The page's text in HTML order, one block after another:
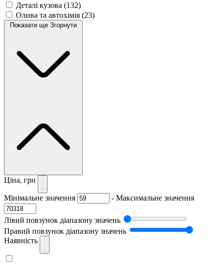
Деталі кузова (132)
Олива та автохімія (23)
Показати ще Згорнути
Ціна, грн
Мінімальне значення - Максимальне значення
Лівий повзунок діапазону значень
Правий повзунок діапазону значень
Наявність